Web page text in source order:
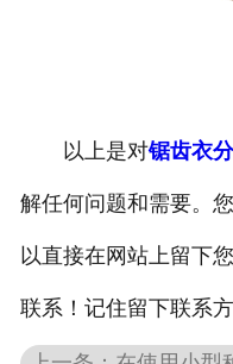
以上是对锯齿衣
解任何问题和需要。
以直接在网站上留下
联系！记住留下联系